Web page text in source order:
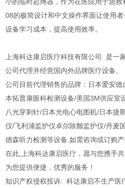
08的极简设计和中文操作界面让使用
设备学习成本，提高使用效率。
上海科达康启医疗科技有限公司 是一
公司代理并经营国内外品牌医疗设备。
公司目前代理销售的品牌：日本爱安
本拓普康眼科检测设备/美国3M供应室
八光穿刺针/日本光电心电图机/日本捷
仪/飞利浦监护仪卓尔除颤监护仪/丹麦
德森听力检测等设备.如需咨询或订购
在此,上海科达康启医疗，愿与您携手
为您提供便捷，优秀的服务！
知识产权侵权投诉: 科达康启不生产医